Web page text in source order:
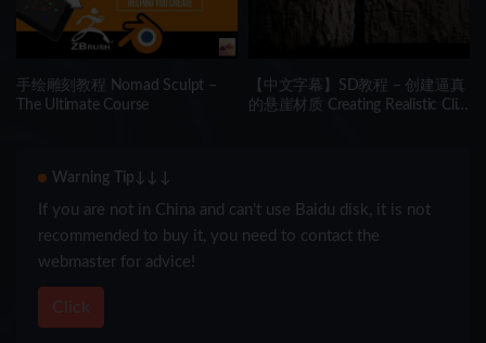
手绘雕刻教程 Nomad Sculpt –
The Ultimate Course
【中文字幕】SD教程 – 创建逼真
的悬崖材质 Creating Realistic Cliff
Warning Tip↓↓↓
If you are not in China and can’t use Baidu disk, it is not
recommended to buy it, you need to contact the
webmaster for advice!
Click